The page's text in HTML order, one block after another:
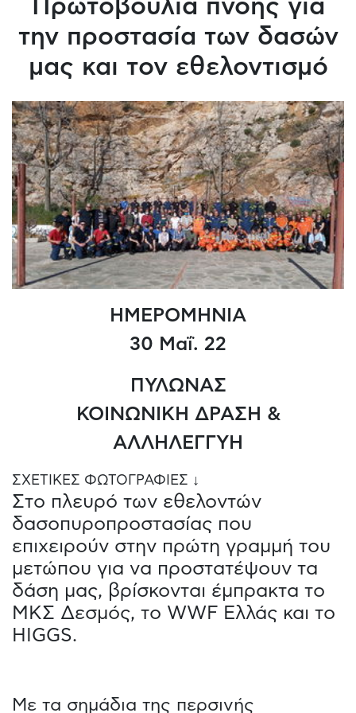
Πρωτοβουλία πνοής για
την προστασία των δασών
μας και τον εθελοντισμό
ΗΜΕΡΟΜΗΝΙΑ
30 Μαΐ. 22
ΠΥΛΩΝΑΣ
ΚΟΙΝΩΝΙΚΗ ΔΡΑΣΗ &
ΑΛΛΗΛΕΓΓΥΗ
ΣΧΕΤΙΚΕΣ ΦΩΤΟΓΡΑΦΙΕΣ ↓
Στο πλευρό των εθελοντών
δασοπυροπροστασίας που
επιχειρούν στην πρώτη γραμμή του
μετώπου για να προστατέψουν τα
δάση μας, βρίσκονται έμπρακτα το
ΜΚΣ Δεσμός, το WWF Ελλάς και το
HIGGS.
Με τα σημάδια της περσινής